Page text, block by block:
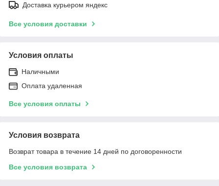
Доставка курьером яндекс
Все условия доставки
Условия оплаты
Наличными
Оплата удаленная
Все условия оплаты
Условия возврата
Возврат товара в течение 14 дней по договоренности
Все условия возврата